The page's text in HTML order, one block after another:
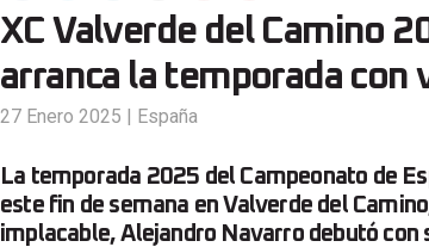
XC Valverde del Camino
arranca la temporada con
27 Enero 2025 | España
La temporada 2025 del Campeonato de
este fin de semana en Valverde del
implacable, Alejandro Navarro debutó con